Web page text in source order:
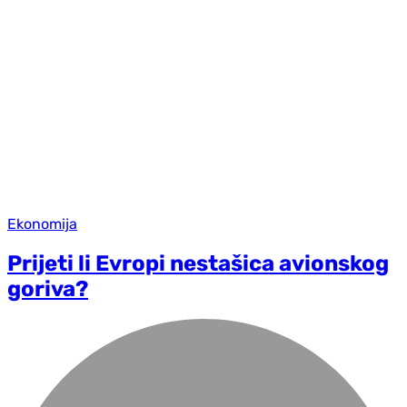
Ekonomija
Prijeti li Evropi nestašica avionskog
goriva?